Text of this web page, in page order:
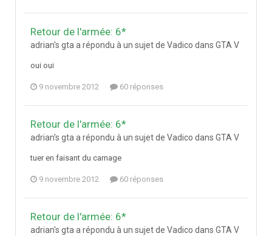
Retour de l'armée: 6*
adrian's gta a répondu à un sujet de Vadico dans GTA V
oui oui
9 novembre 2012 60 réponses
Retour de l'armée: 6*
adrian's gta a répondu à un sujet de Vadico dans GTA V
tuer en faisant du carnage
9 novembre 2012 60 réponses
Retour de l'armée: 6*
adrian's gta a répondu à un sujet de Vadico dans GTA V